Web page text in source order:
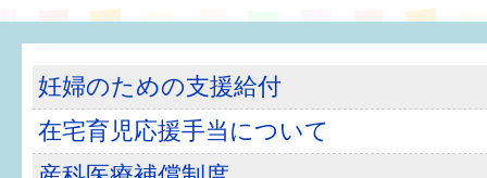
妊婦のための支援給付
在宅育児応援手当について
子どもを育てよう
もしものときの緊急連絡先